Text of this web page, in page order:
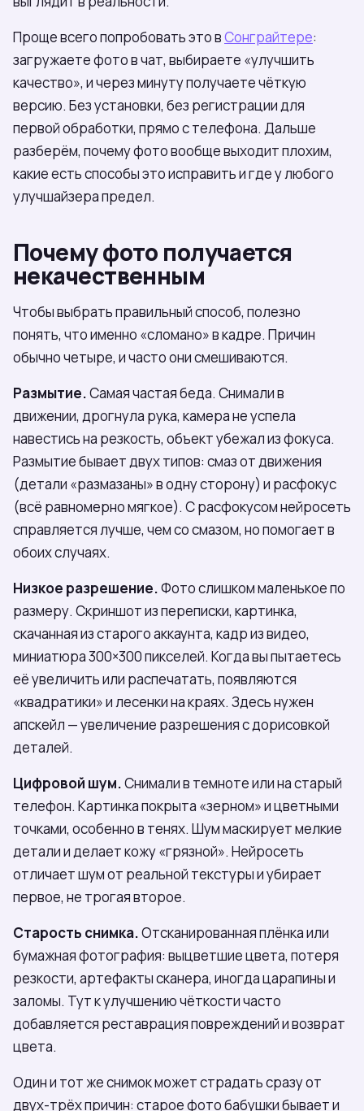
Проще всего попробовать это вСонграйтере:
загружаете фото в чат, выбираете «улучшить
качество», и через минуту получаете чёткую
версию. Без установки, без регистрации для
первой обработки, прямо с телефона. Дальше
разберём, почему фото вообще выходит плохим,
какие есть способы это исправить и где у любого
улучшайзера предел.
Почему фото получается
некачественным
Чтобы выбрать правильный способ, полезно
понять, что именно «сломано» в кадре. Причин
обычно четыре, и часто они смешиваются.
Размытие.Самая частая беда. Снимали в
движении, дрогнула рука, камера не успела
навестись на резкость, объект убежал из фокуса.
Размытие бывает двух типов: смаз от движения
(детали «размазаны» в одну сторону) и расфокус
(всё равномерно мягкое). С расфокусом нейросеть
справляется лучше, чем со смазом, но помогает в
обоих случаях.
Низкое разрешение.Фото слишком маленькое по
размеру. Скриншот из переписки, картинка,
скачанная из старого аккаунта, кадр из видео,
миниатюра 300×300 пикселей. Когда вы пытаетесь
её увеличить или распечатать, появляются
«квадратики» и лесенки на краях. Здесь нужен
апскейл — увеличение разрешения с дорисовкой
деталей.
Цифровой шум.Снимали в темноте или на старый
телефон. Картинка покрыта «зерном» и цветными
точками, особенно в тенях. Шум маскирует мелкие
детали и делает кожу «грязной». Нейросеть
отличает шум от реальной текстуры и убирает
первое, не трогая второе.
Старость снимка.Отсканированная плёнка или
бумажная фотография: выцветшие цвета, потеря
резкости, артефакты сканера, иногда царапины и
заломы. Тут к улучшению чёткости часто
добавляется реставрация повреждений и возврат
цвета.
Один и тот же снимок может страдать сразу от
двух-трёх причин: старое фото бабушки бывает и